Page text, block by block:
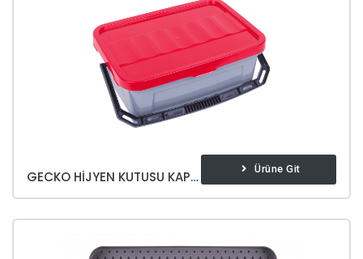
GECKO HIJYEN KUTUSU KAPAKLI Ürüne Git